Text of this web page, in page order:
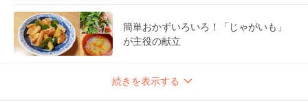
簡単おかずいろいろ！「じゃがいも」
が主役の献立
続きを表示する